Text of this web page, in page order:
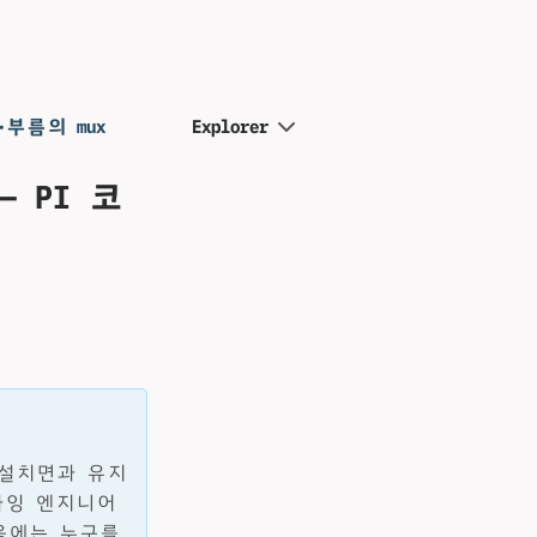
름의 mux
PI 코
치면과 유지
엔지니어
Explorer